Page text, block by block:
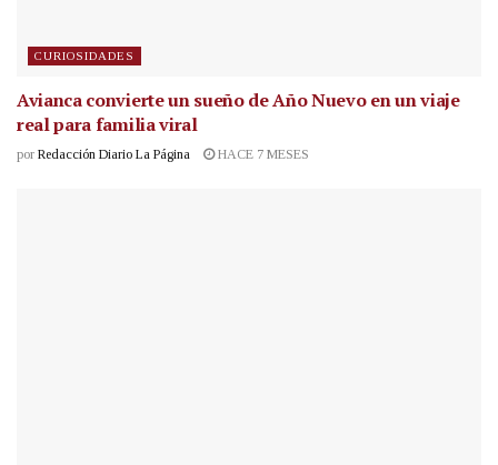
CURIOSIDADES
Avianca convierte un sueño de Año Nuevo en un viaje
real para familia viral
por Redacción Diario La Página HACE 7 MESES